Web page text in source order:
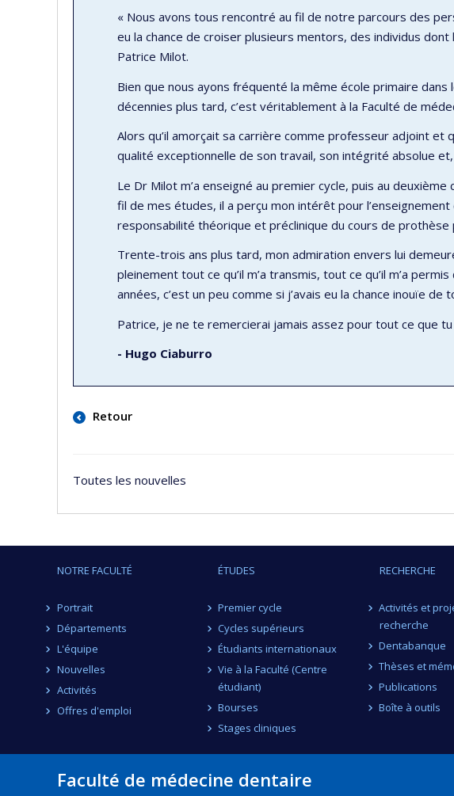
« Nous avons tous rencontré au fil de notre parcours des
eu la chance de croiser plusieurs mentors, des individus dont
Patrice Milot.
Bien que nous ayons fréquenté la même école primaire
décennies plus tard, c’est véritablement à la Faculté de
Alors qu’il amorçait sa carrière comme professeur adjoint et
qualité exceptionnelle de son travail, son intégrité absolue
Le Dr Milot m’a enseigné au premier cycle, puis au
fil de mes études, il a perçu mon intérêt pour
responsabilité théorique et préclinique du cours de
Trente-trois ans plus tard, mon admiration envers lui
pleinement tout ce qu’il m’a transmis, tout ce qu’il m’a
années, c’est un peu comme si j’avais eu la chance inouïe
Patrice, je ne te remercierai jamais assez pour tout ce que
- Hugo Ciaburro
Retour
Toutes les nouvelles
NOTRE FACULTÉ
Portrait
Départements
L'équipe
Nouvelles
Activités
Offres d'emploi
ÉTUDES
Premier cycle
Cycles supérieurs
Étudiants internationaux
Vie à la Faculté (Centre
étudiant)
Bourses
Stages cliniques
RECHERCHE
Activités et
recherche
Dentabanque
Thèses et
Publications
Boîte à outils
Faculté de médecine dentaire